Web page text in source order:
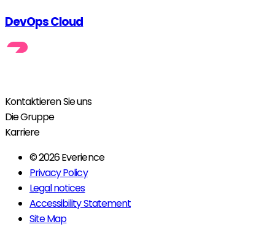
DevOps Cloud
Kontaktieren Sie uns
Die Gruppe
Karriere
© 2026 Everience
Privacy Policy
Legal notices
Accessibility Statement
Site Map